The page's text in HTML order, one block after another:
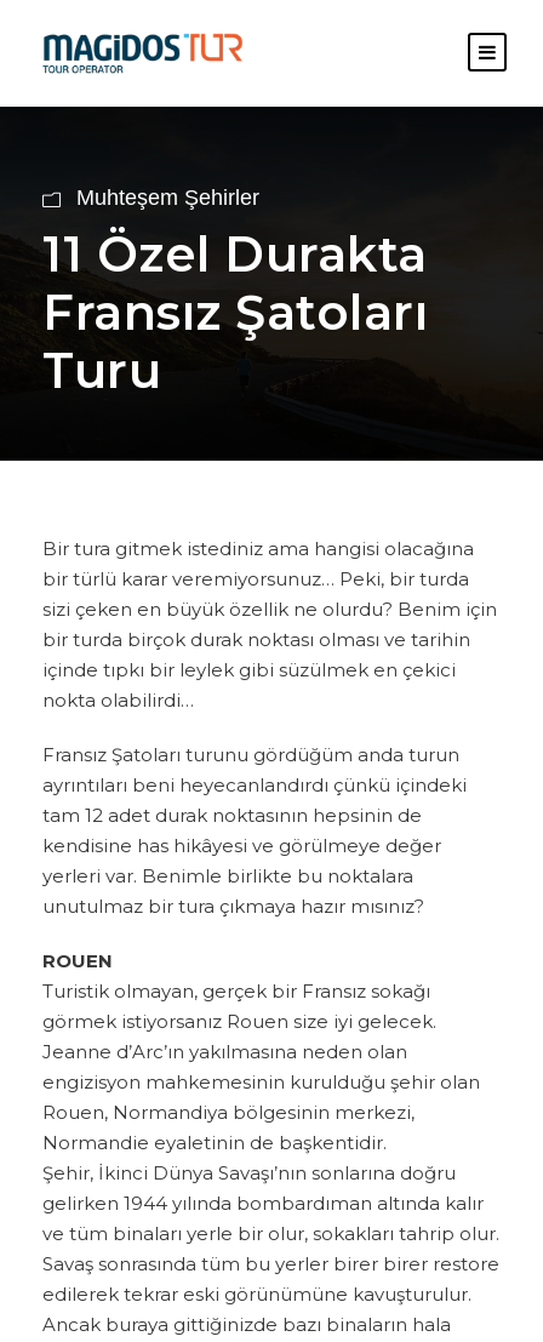
Muhteşem Şehirler
11 Özel Durakta
Fransız Şatoları
Turu
Bir tura gitmek istediniz ama hangisi olacağına
bir türlü karar veremiyorsunuz… Peki, bir turda
sizi çeken en büyük özellik ne olurdu? Benim için
bir turda birçok durak noktası olması ve tarihin
içinde tıpkı bir leylek gibi süzülmek en çekici
nokta olabilirdi…
Fransız Şatoları turunu gördüğüm anda turun
ayrıntıları beni heyecanlandırdı çünkü içindeki
tam 12 adet durak noktasının hepsinin de
kendisine has hikâyesi ve görülmeye değer
yerleri var. Benimle birlikte bu noktalara
unutulmaz bir tura çıkmaya hazır mısınız?
ROUEN
Turistik olmayan, gerçek bir Fransız sokağı
görmek istiyorsanız Rouen size iyi gelecek.
Jeanne d’Arc’ın yakılmasına neden olan
engizisyon mahkemesinin kurulduğu şehir olan
Rouen, Normandiya bölgesinin merkezi,
Normandie eyaletinin de başkentidir.
Şehir, İkinci Dünya Savaşı’nın sonlarına doğru
gelirken 1944 yılında bombardıman altında kalır
ve tüm binaları yerle bir olur, sokakları tahrip olur.
Savaş sonrasında tüm bu yerler birer birer restore
edilerek tekrar eski görünümüne kavuşturulur.
Ancak buraya gittiğinizde bazı binaların hala